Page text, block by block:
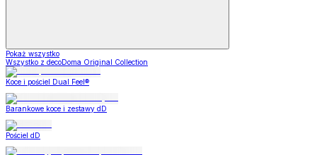
Pokaż wszystko
Wszystko z decoDoma Original Collection
Koce i pościel Dual Feel®
Barankowe koce i zestawy dD
Pościel dD